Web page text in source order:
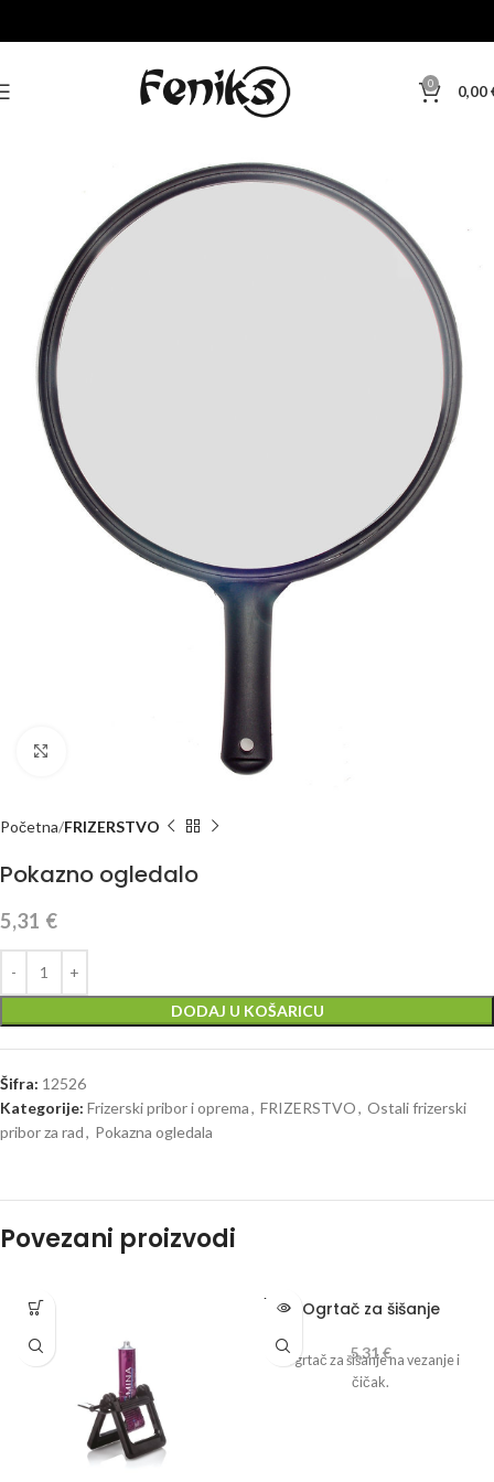
0 0,00
Početna FRIZERSTVO
Pokazno ogledalo
5,31 €
DODAJ U KOŠARICU
Šifra: 12526
Kategorije: Frizerski pribor i oprema, FRIZERSTVO, Ostali frizerski
pribor za rad, Pokazna ogledala
Povezani proizvodi
PROD
ANO
Ogrtač za šišanje
5,31€
Ogrtač za šišanje na vezanje i
čičak.